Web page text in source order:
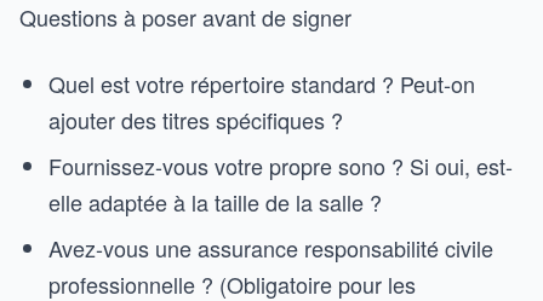
Questions à poser avant de signer
Quel est votre répertoire standard ? Peut-on
ajouter des titres spécifiques ?
Fournissez-vous votre propre sono ? Si oui, est-
elle adaptée à la taille de la salle ?
Avez-vous une assurance responsabilité civile
professionnelle ? (Obligatoire pour les